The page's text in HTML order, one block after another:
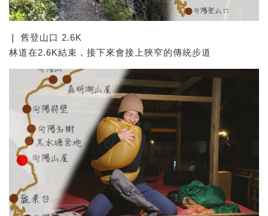
❘ 舊登山口 2.6K
林道在2.6K結束，接下來會接上狹窄的傳統步道